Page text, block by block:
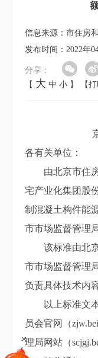
信息来源：市住房
发布时间：2022年
分享：
【 大 中 小 】 【
各有关单位：
由北京市住
宅产业化集团股
制混凝土构件能
市市场监督管理
该标准由北
市市场监督管理
负责具体技术内
以上标准文
员会官网（
理局网站（
+